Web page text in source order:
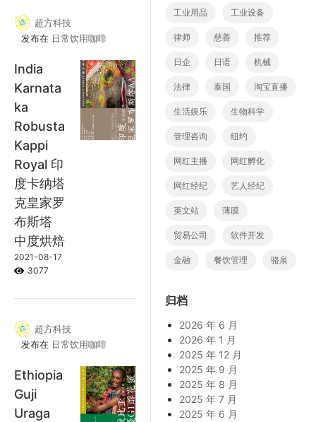
超方科技
发布在 日常饮用咖啡
India
Karnata
ka
Robusta
Kappi
Royal 印
度卡纳塔
克皇家罗
布斯塔
中度烘焙
2021-08-17
3077
超方科技
发布在 日常饮用咖啡
Ethiopia
Guji
Uraga
工业用品 工业设备
律师 慈善 推荐
日企 日语 机械
法律 泰国 淘宝直播
生活娱乐 生物科学
管理咨询 纽约
网红主播 网红孵化
网红经纪 艺人经纪
英文站 薄膜
贸易公司 软件开发
金融 餐饮管理 骆泉
归档
2026 年 6 月
2026 年 1 月
2025 年 12 月
2025 年 9 月
2025 年 8 月
2025 年 7 月
2025 年 6 月